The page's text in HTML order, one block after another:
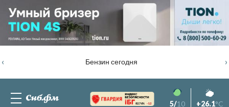
Бензин сегодня
‹ ›
82.76% -1.2 5/10 +26.1°C